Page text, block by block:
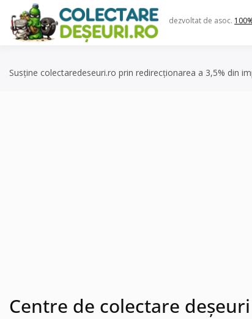
content
dezvoltat de asoc.
Susține colectaredeseuri.ro prin redirecționarea a 3,5% din
Centre de colectare